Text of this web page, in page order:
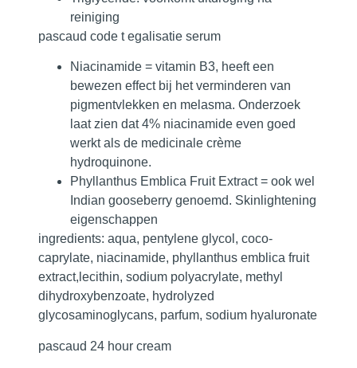
reiniging
pascaud code t egalisatie serum
Niacinamide = vitamin B3, heeft een
bewezen effect bij het verminderen van
pigmentvlekken en melasma. Onderzoek
laat zien dat 4% niacinamide even goed
werkt als de medicinale crème
hydroquinone.
Phyllanthus Emblica Fruit Extract = ook wel
Indian gooseberry genoemd. Skinlightening
eigenschappen
ingredients: aqua, pentylene glycol, coco-
caprylate, niacinamide, phyllanthus emblica fruit
extract,lecithin, sodium polyacrylate, methyl
dihydroxybenzoate, hydrolyzed
glycosaminoglycans, parfum, sodium hyaluronate
pascaud 24 hour cream